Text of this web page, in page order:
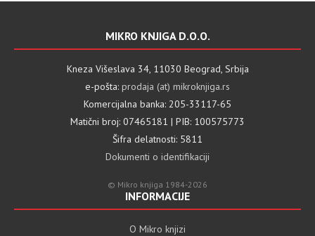
MIKRO KNJIGA D.O.O.
Kneza Višeslava 34, 11030 Beograd, Srbija
e-pošta: prodaja (at) mikroknjiga.rs
Komercijalna banka: 205-33117-65
Matični broj: 07465181 | PIB: 100575773
Šifra delatnosti: 5811
Dokumenti o identifikaciji
© Mikro knjiga 1984-2026
INFORMACIJE
O Mikro knjizi